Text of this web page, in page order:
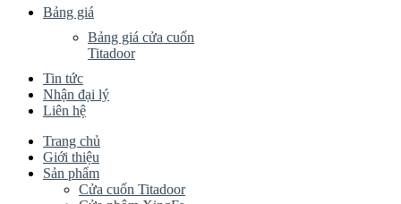
Bảng giá
Bảng giá cửa cuốn
Titadoor
Tin tức
Nhận đại lý
Liên hệ
Trang chủ
Giới thiệu
Sản phẩm
Cửa cuốn Titadoor